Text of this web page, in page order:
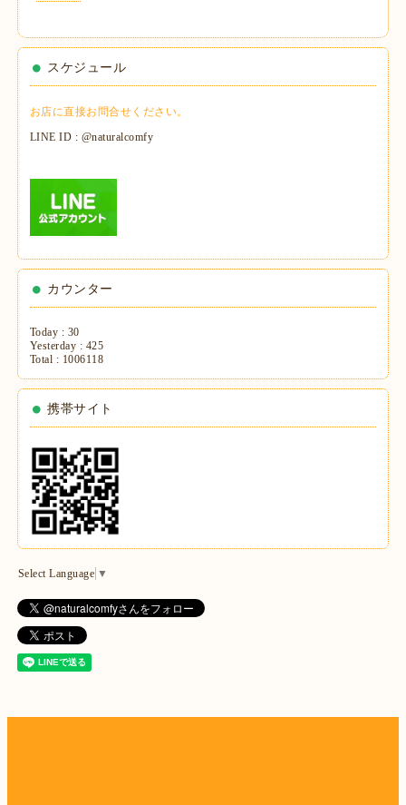
スケジュール
お店に直接お問合せください。
LINE ID : @naturalcomfy
カウンター
Today : 30
Yesterday : 425
Total : 1006118
携帯サイト
Select Language ▼